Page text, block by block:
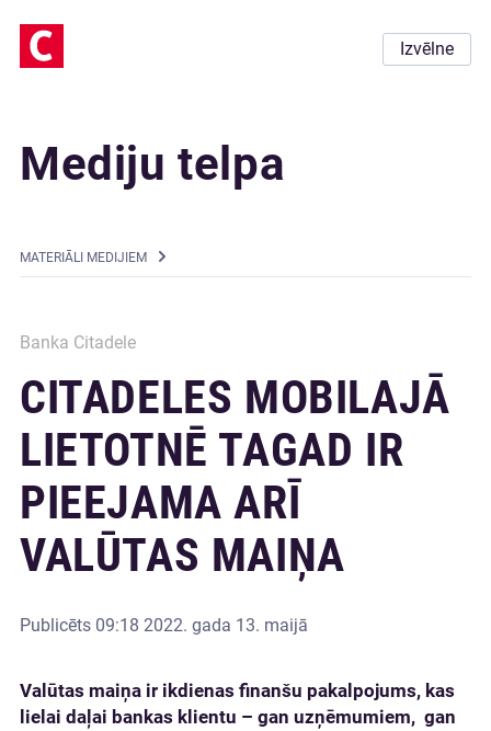
Izvēlne
Mediju telpa
MATERIĀLI MEDIJIEM
Banka Citadele
CITADELES MOBILAJĀ
LIETOTNĒ TAGAD IR
PIEEJAMA ARĪ
VALŪTAS MAIŅA
Publicēts 09:18 2022. gada 13. maijā
Valūtas maiņa ir ikdienas finanšu pakalpojums, kas
lielai daļai bankas klientu – gan uzņēmumiem, gan